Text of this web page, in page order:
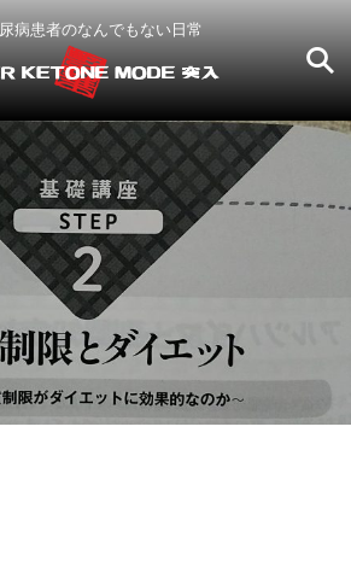
病患者のなんでもない日常